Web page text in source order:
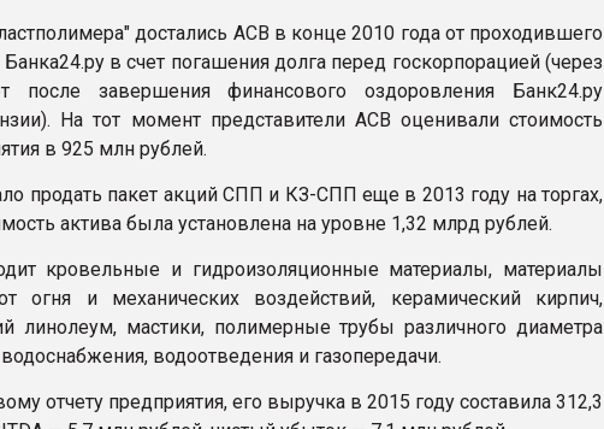
достались АСВ в конце 2010 года от проходившего
в счет погашения долга перед госкорпорацией (через
после завершения финансового оздоровления Банк24.ру
На тот момент представители АСВ оценивали стоимость
в 925 млн рублей.
продать пакет акций СПП и КЗ-СПП еще в 2013 году на торгах,
актива была установлена на уровне 1,32 млрд рублей.
кровельные и гидроизоляционные материалы, материалы
огня и механических воздействий, керамический кирпич,
линолеум, мастики, полимерные трубы различного диаметра
водоотведения и газопередачи.
отчету предприятия, его выручка в 2015 году составила 312,3